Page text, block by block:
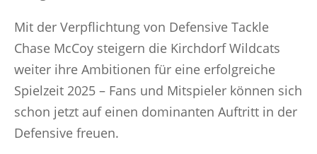
Mit der Verpflichtung von Defensive Tackle
Chase McCoy steigern die Kirchdorf Wildcats
weiter ihre Ambitionen für eine erfolgreiche
Spielzeit 2025 – Fans und Mitspieler können sich
schon jetzt auf einen dominanten Auftritt in der
Defensive freuen.